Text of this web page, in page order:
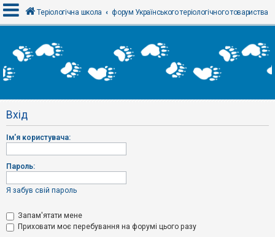
х
і
Р
є
т
р
а
і
Т
Теріологічна школа форум Українського теріологічного товариства
Вхід
Ім'я користувача:
Пароль:
Я забув свій пароль
Запам'ятати мене
Приховати моє перебування на форумі цього разу